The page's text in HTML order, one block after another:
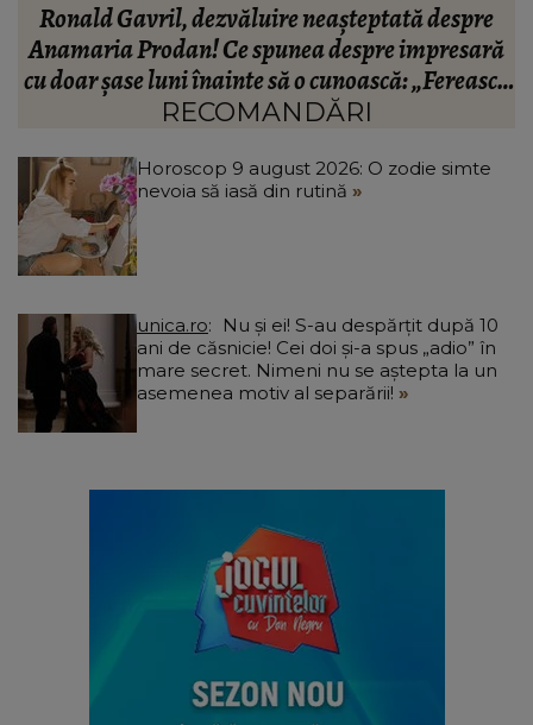
BREAKING! Lionel Messi este în doliu! Tatăl
fotbalistului s-a stins din viață!
RECOMANDĂRI
Horoscop 9 august 2026: O zodie simte
nevoia să iasă din rutină
unica.ro
ani de căsnicie! Cei doi și-a spus „adio” în
mare secret. Nimeni nu se aștepta la un
asemenea motiv al separării!